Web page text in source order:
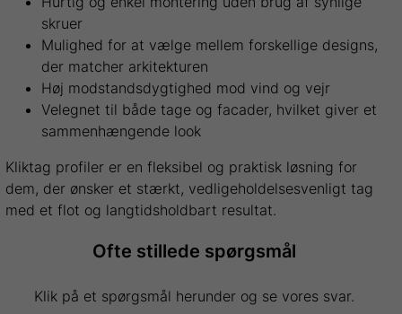
skruer
Mulighed for at vælge mellem forskellige designs,
der matcher arkitekturen
Høj modstandsdygtighed mod vind og vejr
Velegnet til både tage og facader, hvilket giver et
sammenhængende look
Kliktag profiler er en fleksibel og praktisk løsning for
dem, der ønsker et stærkt, vedligeholdelsesvenligt tag
med et flot og langtidsholdbart resultat.
Ofte stillede spørgsmål
Klik på et spørgsmål herunder og se vores svar.